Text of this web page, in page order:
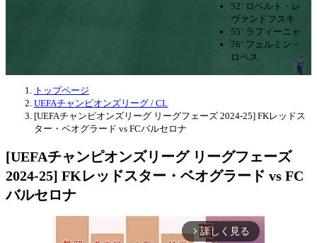
52’ ロベルト・レ
ヴァンドフスキ
55’ ラフィーニャ
76’ フェルミン・
ロペス
トップページ
UEFAチャンピオンズリーグ / CL
[UEFAチャンピオンズリーグ リーグフェーズ 2024-25] FKレッドス
ター・ベオグラード vs FCバルセロナ
[UEFAチャンピオンズリーグ リーグフェーズ
2024-25] FKレッドスター・ベオグラード vs FC
バルセロナ
arrow_forward_ios 詳しく見る